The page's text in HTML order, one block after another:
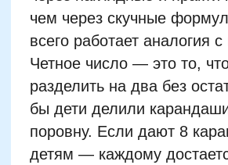
понятий к конкретике, понятной ребенку.
Полезна также ассоциация с
«правильными» и «неправильными»
парами. Четные числа любят порядок:
все делится поровну, никто не
обижается. Нечетные — как непарные
носки. Один всегда остается лишним.
Эмоциональное отличие помогает